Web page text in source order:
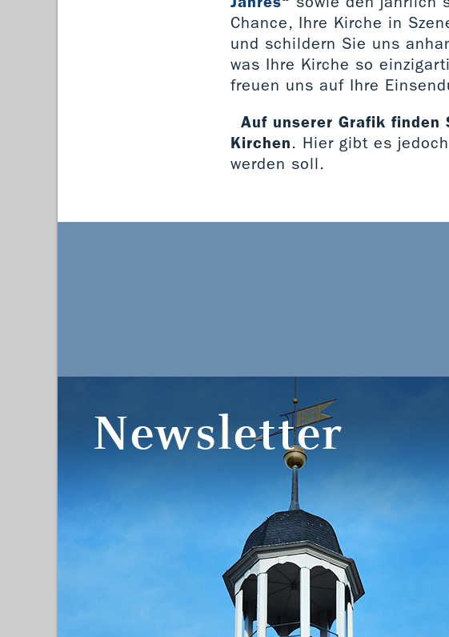
Chance, Ihre Kirche in
und schildern Sie uns
was Ihre Kirche so
freuen uns auf Ihre
Auf unserer Grafik
Kirchen. Hier gibt es
werden soll.
Newsletter